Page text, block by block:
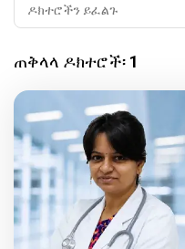
ጠቅላላ ዶክተሮች፡ 1